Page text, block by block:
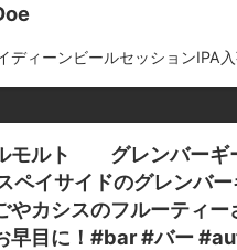
ィーンビールセッションIPA
モルト グレンバーギ
ペイサイドのグレンバ
やカシスのフルーティ
早目に！#bar #バー